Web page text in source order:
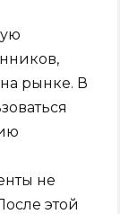
рынке. В
не
этой